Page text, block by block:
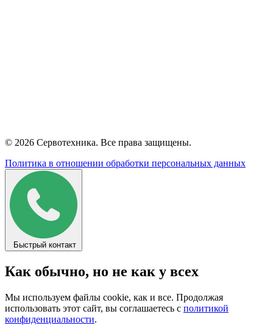
© 2026 Сервотехника. Все права защищены.
Политика в отношении обработки персональных данных
Быстрый контакт
Как обычно, но не как у всех
Мы используем файлы cookie, как и все. Продолжая
использовать этот сайт, вы соглашаетесь с политикой
конфиденциальности.